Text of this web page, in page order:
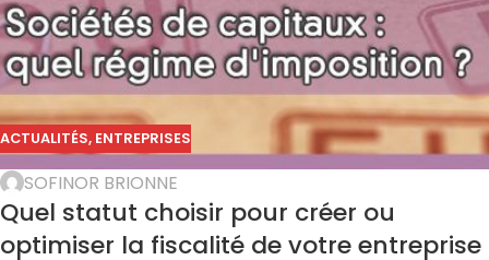
ACTUALITÉS, ENTREPRISES
SOFINOR BRIONNE
Quel statut choisir pour créer ou
optimiser la fiscalité de votre entreprise